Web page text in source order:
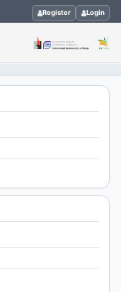
Register Login